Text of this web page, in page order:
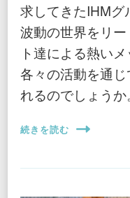
求してきたIHMグ
波動の世界をリ
ト達による熱いメ
各々の活動を通
れるのでしょうか。
続きを読む